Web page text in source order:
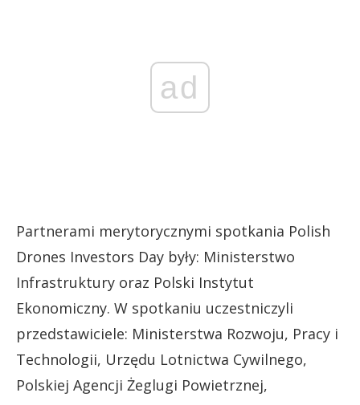
ad
Partnerami merytorycznymi spotkania Polish
Drones Investors Day były: Ministerstwo
Infrastruktury oraz Polski Instytut
Ekonomiczny. W spotkaniu uczestniczyli
przedstawiciele: Ministerstwa Rozwoju, Pracy i
Technologii, Urzędu Lotnictwa Cywilnego,
Polskiej Agencji Żeglugi Powietrznej,